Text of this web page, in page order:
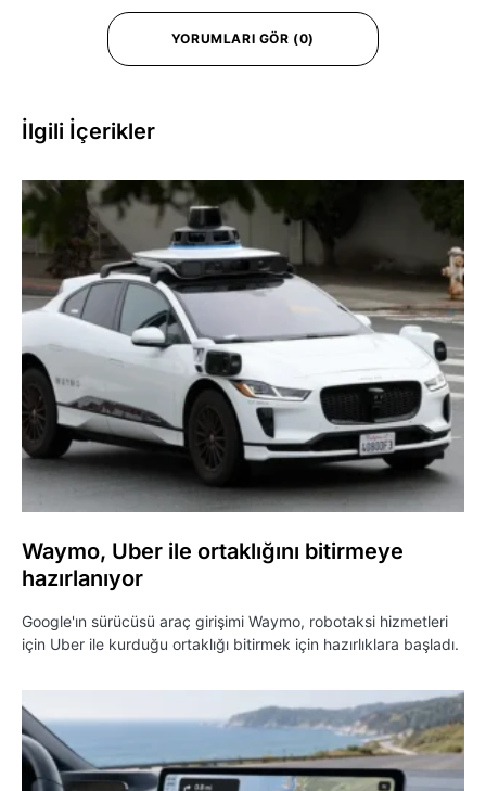
YORUMLARI GÖR (0)
İlgili İçerikler
Waymo, Uber ile ortaklığını bitirmeye
hazırlanıyor
Google'ın sürücüsü araç girişimi Waymo, robotaksi hizmetleri
için Uber ile kurduğu ortaklığı bitirmek için hazırlıklara başladı.